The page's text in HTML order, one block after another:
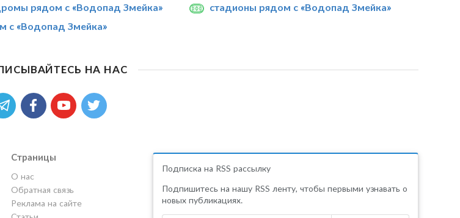
рядом с «Водопад Змейка»
стадионы рядом с «Водопад Змейка»
с «Водопад Змейка»
НА НАС
Страницы
О нас
Обратная связь
Реклама на сайте
Подписка на RSS рассылку
Подпишитесь на нашу RSS ленту, чтобы первыми узнавать о
новых публикациях.